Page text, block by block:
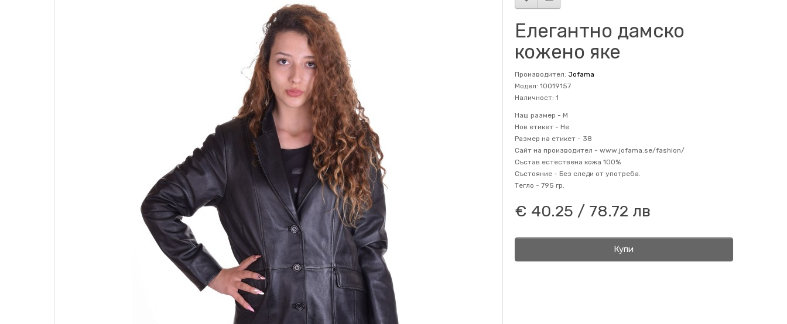
Елегантно дамско
кожено яке
Производител: Jofama
Модел: 10019157
Наличност: 1
Наш размер - M
Нов етикет - Не
Размер на етикет - 38
Сайт на производител - www.jofama.se/fashion/
Състав естествена кожа 100%
Състояние - Без следи от употреба.
Тегло - 795 гр.
€ 40.25 / 78.72 лв
Купи